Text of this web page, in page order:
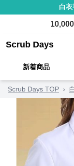
白衣
10,000
Scrub Days
新着商品
Scrub Days TOP ›